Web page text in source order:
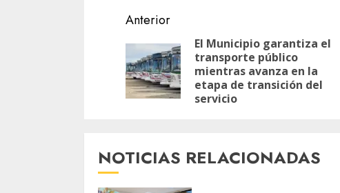
Navegación
de
entradas
Anterior
El Municipio garantiza el
transporte público
mientras avanza en la
etapa de transición del
servicio
NOTICIAS RELACIONADAS